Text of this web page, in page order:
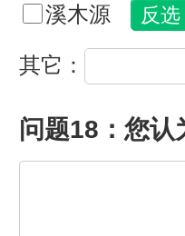
溪木源
其它：
问题18：您认